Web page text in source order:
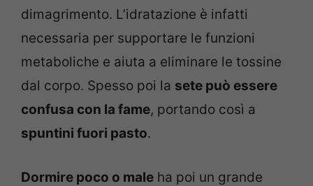
dimagrimento. L’idratazione è infatti
necessaria per supportare le funzioni
metaboliche e aiuta a eliminare le tossine
dal corpo. Spesso poi la sete può essere
confusa con la fame, portando così a
spuntini fuori pasto.
Dormire poco o male ha poi un grande